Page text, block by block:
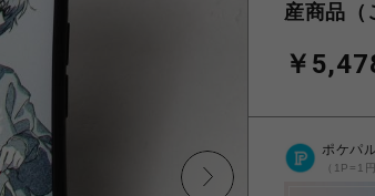
産商品（
￥
ポケパ
（1P=1